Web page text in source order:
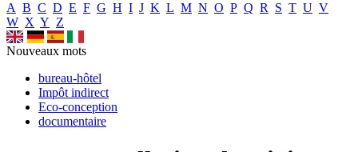
A B C D E F G H I J K L M N O P Q R S T U V
W X Y Z
Nouveaux mots
bureau-hôtel
Impôt indirect
Eco-conception
documentaire